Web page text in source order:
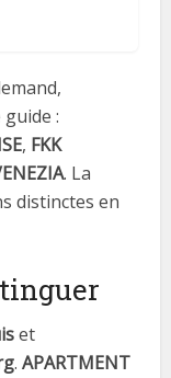
guide :
, FKK
. La
distinctes en
et
. APARTMENT